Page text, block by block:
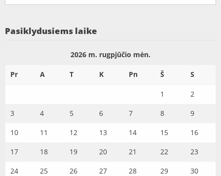
Pasiklydusiems laike
2026 m. rugpjūčio mėn.
Pr A T K Pn Š S
1 2
3 4 5 6 7 8 9
10 11 12 13 14 15 16
17 18 19 20 21 22 23
24 25 26 27 28 29 30